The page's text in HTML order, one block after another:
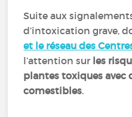
Suite aux
d’intoxication grave,
et le réseau des
l’attention sur les
plantes toxiques avec
comestibles.